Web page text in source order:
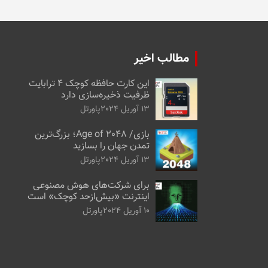
مطالب اخیر
این کارت حافظه کوچک ۴ ترابایت
ظرفیت ذخیره‌سازی دارد
13 آوریل 2024 پاورتل
بازی/ Age of 2048؛ بزرگ‌ترین
تمدن جهان را بسازید
13 آوریل 2024 پاورتل
برای شرکت‌های هوش مصنوعی
اینترنت «بیش‌از‌حد کوچک» است
10 آوریل 2024 پاورتل